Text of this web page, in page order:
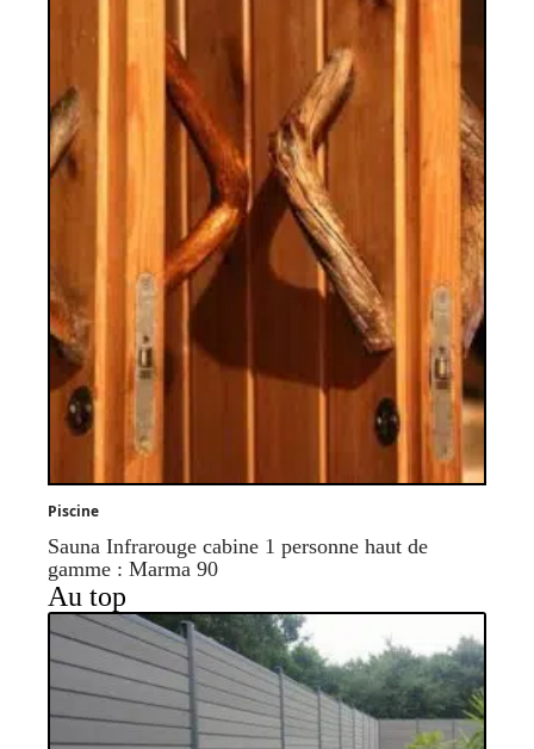
Piscine
Sauna Infrarouge cabine 1 personne haut de
gamme : Marma 90
Au top